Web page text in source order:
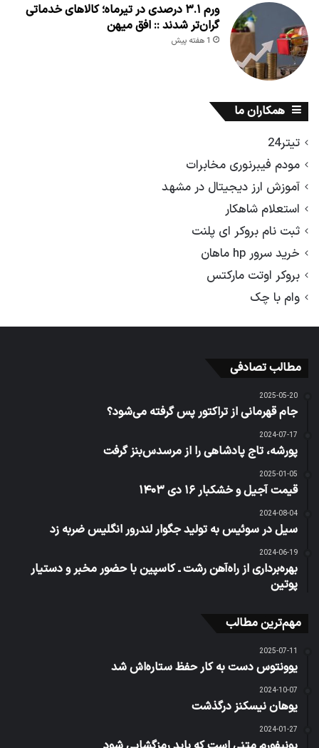
ورم ۳.۱ درصدی در تیرماه؛ کالاهای خدماتی
گران‌تر شدند :: افق میهن
1 هفته پیش
همکاران ما
تیتر24
مودم فیبرنوری مخابرات
آموزش ارز دیجیتال در مشهد
استعلام شاهکار
ثبت نام بروکر ای پلنت
خرید سرور hp ماهان
بروکر اوتت مارکتس
وام با چک
مطالب تصادفی
2025-05-20
جام قهرمانی از تراکتور پس گرفته می‌شود؟
2024-07-17
پورشه، تاج پادشاهی را از مرسدس‌بنز گرفت
2025-01-05
قیمت آجیل و خشکبار ۱۶ دی ۱۴۰۳
2024-08-04
سیل در سوئیس به تولید جگوار لندرور انگلیس ضربه زد
2024-06-19
بهره‌برداری از راه‌آهن رشت ـ کاسپین با حضور مخبر و دستیار
پوتین
مهم‌ترین مطالب
2025-07-11
یوونتوس دست به کار حفظ ستاره‌اش شد
2024-10-07
یوهان نیسکنز درگذشت
2024-01-27